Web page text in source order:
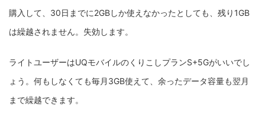
購入して、30日までに2GBしか使えなかったとしても、残り1GB
は繰越されません。失効します。
ライトユーザーはUQモバイルのくりこしプランS+5Gがいいでし
ょう。何もしなくても毎月3GB使えて、余ったデータ容量も翌月
まで繰越できます。